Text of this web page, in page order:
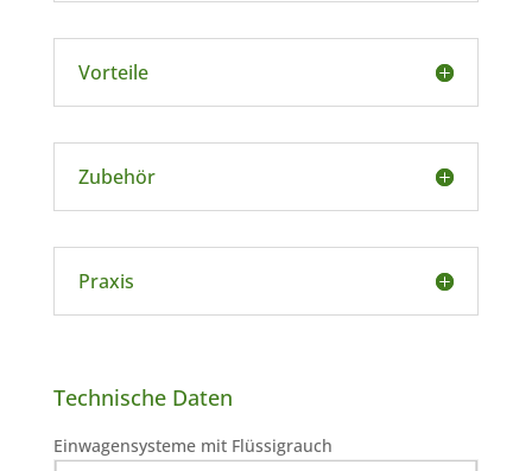
Vorteile
Zubehör
Praxis
Technische Daten
Einwagensysteme mit Flüssigrauch